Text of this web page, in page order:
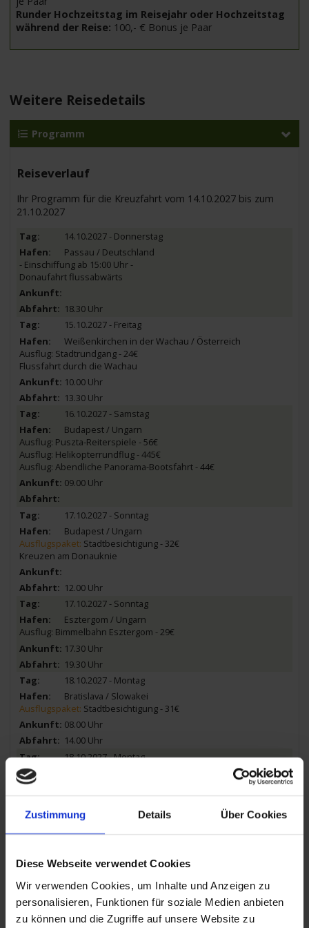
Zustimmung Details Über Cookies
Diese Webseite verwendet Cookies
Wir verwenden Cookies, um Inhalte und Anzeigen zu
personalisieren, Funktionen für soziale Medien anbieten
zu können und die Zugriffe auf unsere Website zu
Runder Hochzeitstag im Reisejahr oder Hochzeitstag
während der Reise: 100,- € Bonus je Paar
Weitere Reisedetails
Programm
Reiseverlauf
Ihr Programm für die Kreuzfahrt vom 14.10.2027 bis zum
21.10.2027
14.10.2027 - Donnerstag
Passau / Deutschland
- Einschiffung ab 15:00 Uhr -
Donaufahrt flussabwärts
18.30 Uhr
15.10.2027 - Freitag
Weißenkirchen in der Wachau / Österreich
Ausflug: Stadtrundgang - 24€
Flussfahrt durch die Wachau
10.00 Uhr
13.30 Uhr
16.10.2027 - Samstag
Budapest / Ungarn
Ausflug: Puszta-Reiterspiele - 56€
Ausflug: Helikopterrundflug - 445€
Ausflug: Abendliche Panorama-Bootsfahrt - 44€
09.00 Uhr
17.10.2027 - Sonntag
Budapest / Ungarn
Ausflugspaket: Stadtbesichtigung - 32€
Kreuzen am Donauknie
12.00 Uhr
17.10.2027 - Sonntag
Esztergom / Ungarn
Ausflug: Bimmelbahn Esztergom - 29€
17.30 Uhr
19.30 Uhr
18.10.2027 - Montag
Bratislava / Slowakei
Ausflugspaket: Stadtbesichtigung - 31€
08.00 Uhr
14.00 Uhr
18.10.2027 - Montag
Ausflug: Donauturm & Hofburg - 49€
19.10.2027 - Dienstag
Ausflugspaket:Stadtbesichtigung - 38€
00.00 Uhr
20.10.2027 - Mittwoch